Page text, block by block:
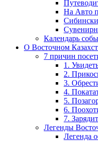
На Авто
Календарь
О Восточном
7 причин
1.
2.
3.
4.
5.
6.
7.
Легенды
Легенда